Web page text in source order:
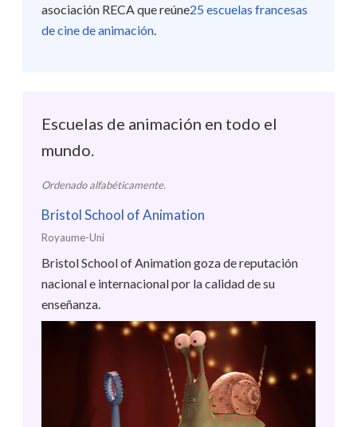
asociación RECA que reúne25 escuelas francesas
de cine de animación.
Escuelas de animación en todo el
mundo.
Ordenado alfabéticamente.
Bristol School of Animation
Royaume-Uni
Bristol School of Animation goza de reputación
nacional e internacional por la calidad de su
enseñanza.